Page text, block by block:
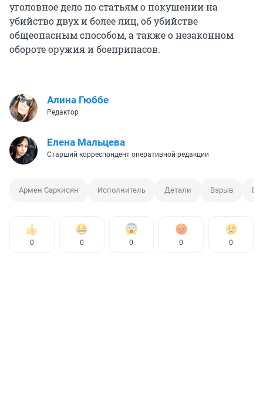
уголовное дело по статьям о покушении на
убийство двух и более лиц, об убийстве
общеопасным способом, а также о незаконном
обороте оружия и боеприпасов.
Алина Гюббе
Редактор
Елена Мальцева
Старший корреспондент оперативной редакции
Армен Саркисян Исполнитель Детали Взрыв
0 0 0 0 0